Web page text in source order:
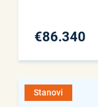
€86.340
Stanovi